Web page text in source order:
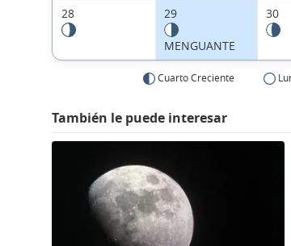
28 29
MENGUANTE
30
Cuarto Creciente
También le puede interesar